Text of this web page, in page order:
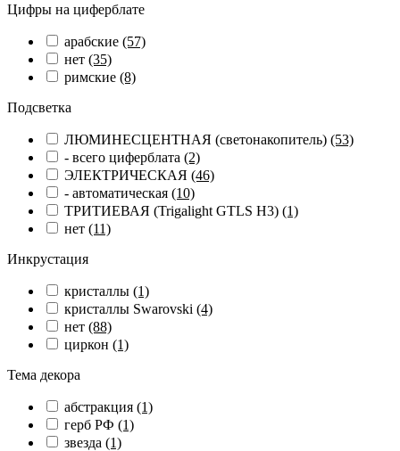
Цифры на циферблате
арабские (57)
нет (35)
римские (8)
Подсветка
ЛЮМИНЕСЦЕНТНАЯ (светонакопитель) (53)
- всего циферблата (2)
ЭЛЕКТРИЧЕСКАЯ (46)
- автоматическая (10)
ТРИТИЕВАЯ (Trigalight GTLS H3) (1)
нет (11)
Инкрустация
кристаллы (1)
кристаллы Swarovski (4)
нет (88)
циркон (1)
Тема декора
абстракция (1)
герб РФ (1)
звезда (1)